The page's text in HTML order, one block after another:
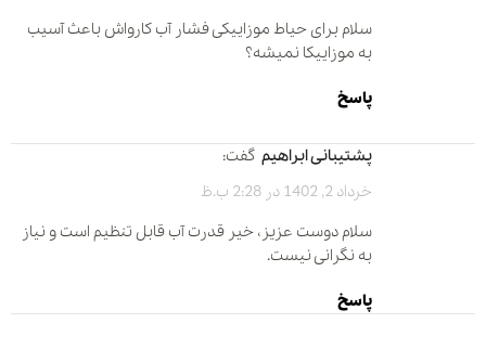
سلام برای حیاط موزاییکی فشار آب کارواش باعث آسیب
به موزاییکا نمیشه؟
پاسخ
پشتیبانی ابراهیم گفت:
خرداد 2, 1402 در 2:28 ب.ظ
سلام دوست عزیز، خیر قدرت آب قابل تنظیم است و نیاز
به نگرانی نیست.
پاسخ